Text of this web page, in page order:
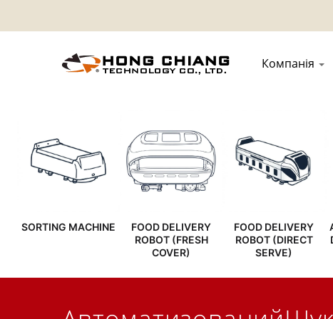
Компанія
SORTING MACHINE
FOOD DELIVERY
ROBOT (FRESH
COVER)
FOOD DELIVERY
ROBOT (DIRECT
SERVE)